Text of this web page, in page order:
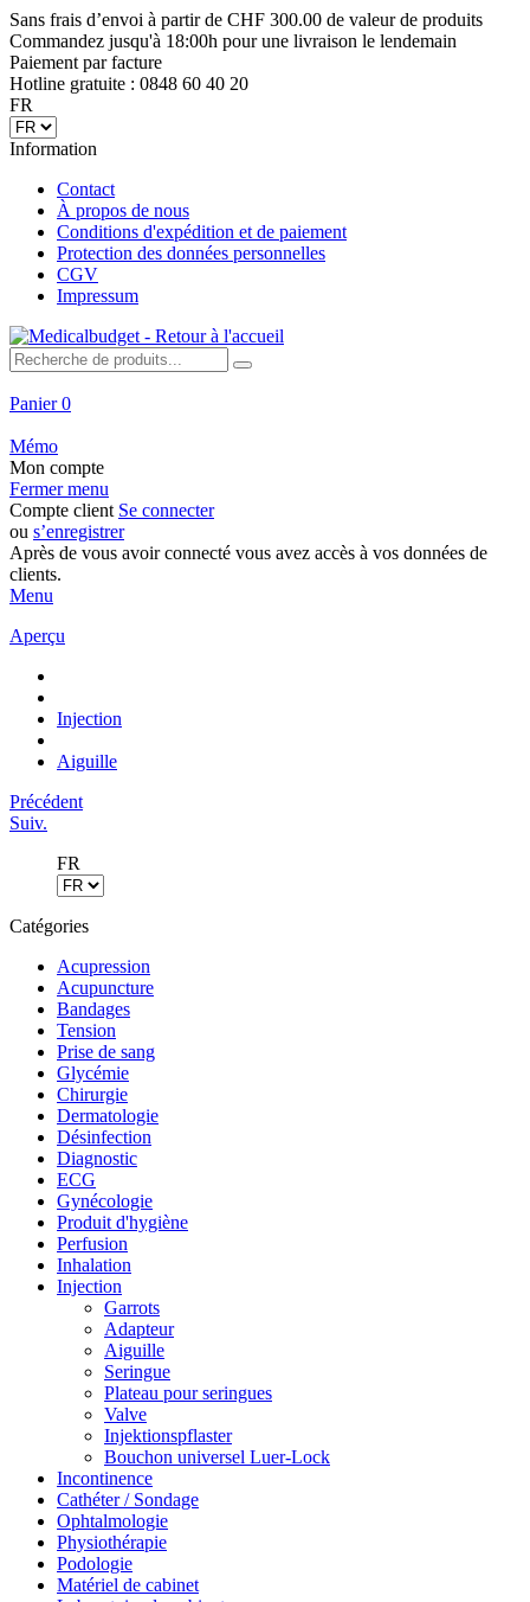
Sans frais d’envoi à partir de CHF 300.00 de valeur de produits
Commandez jusqu'à 18:00h pour une livraison le lendemain
Paiement par facture
Hotline gratuite : 0848 60 40 20
FR
Information
Contact
À propos de nous
Conditions d'expédition et de paiement
Protection des données personnelles
CGV
Impressum
Panier0
Mémo
Mon compte
Fermer menu
Compte client Se connecter
ou s’enregistrer
Après de vous avoir connecté vous avez accès à vos données de
clients.
Menu
Aperçu
Injection
Aiguille
Précédent
Suiv.
FR
Catégories
Acupression
Acupuncture
Bandages
Tension
Prise de sang
Glycémie
Chirurgie
Dermatologie
Désinfection
Diagnostic
ECG
Gynécologie
Produit d'hygiène
Perfusion
Inhalation
Injection
Garrots
Adapteur
Aiguille
Seringue
Plateau pour seringues
Valve
Injektionspflaster
Bouchon universel Luer-Lock
Incontinence
Cathéter / Sondage
Ophtalmologie
Physiothérapie
Podologie
Matériel de cabinet